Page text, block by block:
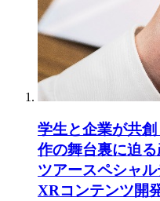
学生と企業が共
作の舞台裏に迫
ツアースペシャ
XRコンテンツ開